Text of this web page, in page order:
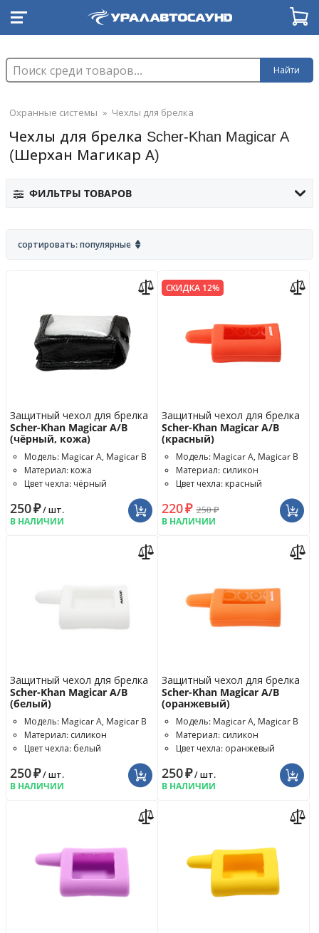
Найти
Охранные системы » Чехлы для брелка
Чехлы для брелка Scher-Khan Magicar A
(Шерхан Магикар А)
ФИЛЬТРЫ ТОВАРОВ
сортировать: популярные
Защитный чехол для брелка
Scher-Khan Magicar A/B
(чёрный, кожа)
Модель: Magicar A, Magicar B
Материал: кожа
Цвет чехла: чёрный
250₽/ шт.
В НАЛИЧИИ
СКИДКА 12%
Защитный чехол для брелка
Scher-Khan Magicar A/B
(красный)
Модель: Magicar A, Magicar B
Материал: силикон
Цвет чехла: красный
220₽ 250₽
В НАЛИЧИИ
Защитный чехол для брелка
Scher-Khan Magicar A/B
(белый)
Модель: Magicar A, Magicar B
Материал: силикон
Цвет чехла: белый
250₽/ шт.
В НАЛИЧИИ
Защитный чехол для брелка
Scher-Khan Magicar A/B
(оранжевый)
Модель: Magicar A, Magicar B
Материал: силикон
Цвет чехла: оранжевый
250₽/ шт.
В НАЛИЧИИ